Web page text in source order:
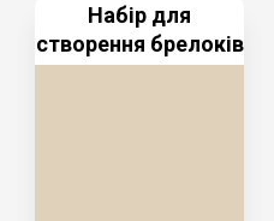
Набір для
створення брелоків